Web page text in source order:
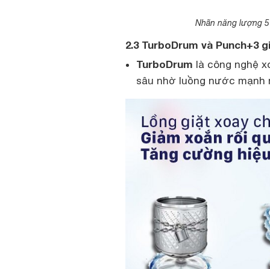
Nhãn năng lượng
2.3 TurboDrum và Punch+3
TurboDrum là công nghệ
sâu nhờ luồng nước mạnh